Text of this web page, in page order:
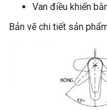
Van điều khiển
Bản vẽ chi tiết sản